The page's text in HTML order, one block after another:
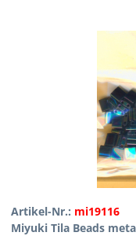
Artikel-Nr.: mi19116
Miyuki Tila Beads